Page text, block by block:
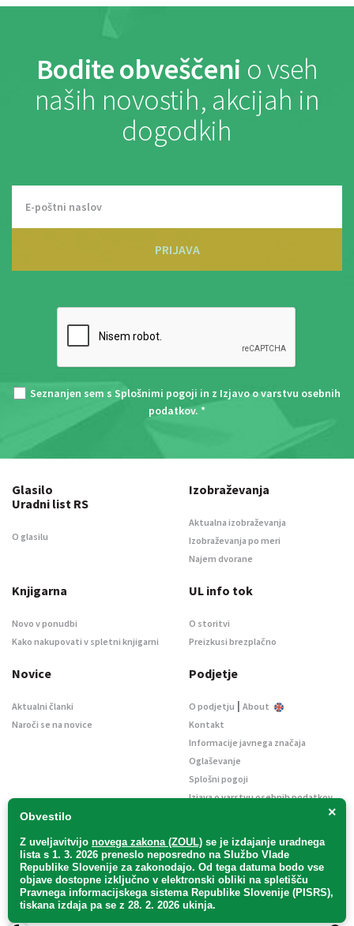
Bodite obveščeni o vseh
naših novostih, akcijah in
dogodkih
PRIJAVA
Seznanjen sem s Splošnimi pogoji in z Izjavo o varstvu osebnih
podatkov. *
×
Obvestilo
Z uveljavitvijo novega zakona (ZOUL) se je izdajanje uradnega
lista s 1. 3. 2026 preneslo neposredno na Službo Vlade
Republike Slovenije za zakonodajo. Od tega datuma bodo vse
objave dostopne izključno v elektronski obliki na spletišču
Pravnega informacijskega sistema Republike Slovenije (PISRS),
tiskana izdaja pa se z 28. 2. 2026 ukinja.
Glasilo
Uradni list RS
O glasilu
Izobraževanja
Aktualna izobraževanja
Izobraževanja po meri
Najem dvorane
Knjigarna
Novo v ponudbi
Kako nakupovati v spletni knjigarni
UL info tok
O storitvi
Preizkusi brezplačno
Novice
Aktualni članki
Naroči se na novice
Podjetje
O podjetju | About
Kontakt
Informacije javnega značaja
Oglaševanje
Splošni pogoji
Izjava o varstvu osebnih podatkov
Uradni list d. o. o. – v likvidaciji / Vse pravice pridržane.